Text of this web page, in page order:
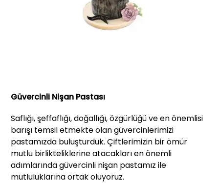
Güvercinli Nişan Pastası
Saflığı, şeffaflığı, doğallığı, özgürlüğü ve en önemlisi
barışı temsil etmekte olan güvercinlerimizi
pastamızda buluşturduk. Çiftlerimizin bir ömür
mutlu birlikteliklerine atacakları en önemli
adımlarında güvercinli nişan pastamız ile
mutluluklarına ortak oluyoruz.